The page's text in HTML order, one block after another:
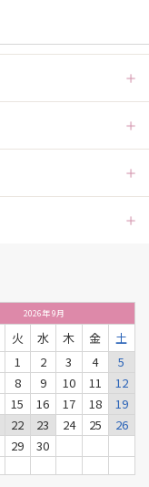
2026年9月
火 水 木 金
土
1
2 3 4
5
8 9 10 11
12
15 16 17 18
19
22 23 24 25
26
29 30